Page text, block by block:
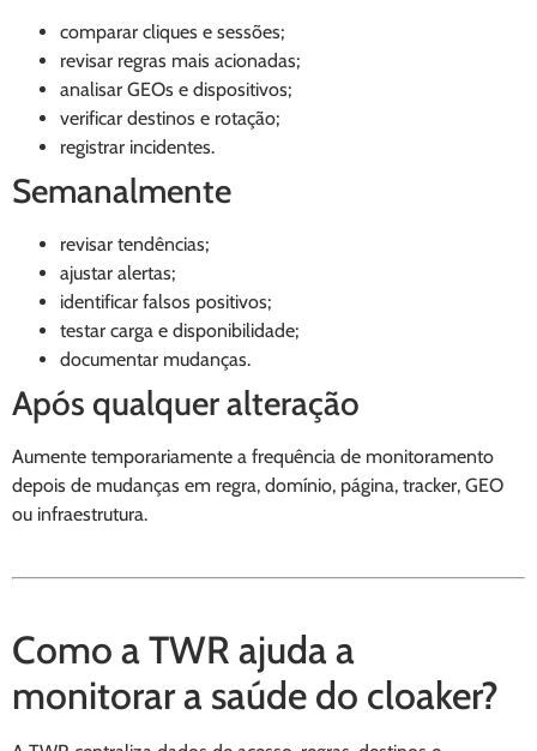
comparar cliques e sessões;
revisar regras mais acionadas;
analisar GEOs e dispositivos;
verificar destinos e rotação;
registrar incidentes.
Semanalmente
revisar tendências;
ajustar alertas;
identificar falsos positivos;
testar carga e disponibilidade;
documentar mudanças.
Após qualquer alteração
Aumente temporariamente a frequência de monitoramento
depois de mudanças em regra, domínio, página, tracker, GEO
ou infraestrutura.
Como a TWR ajuda a
monitorar a saúde do cloaker?